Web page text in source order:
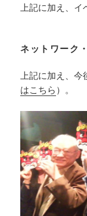
上記に加え、
ネットワーク
上記に加え、
はこちら ）。